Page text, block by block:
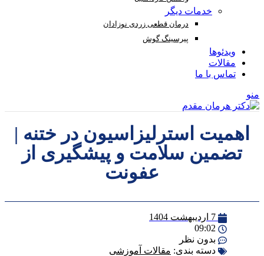
خدمات دیگر
درمان قطعی زردی نوزادان
پیرسینگ گوش
ویدئوها
مقالات
تماس با ما
منو
اهمیت استرلیزاسیون در ختنه |
تضمین سلامت و پیشگیری از
عفونت
7 اردیبهشت 1404
09:02
بدون نظر
دسته بندی: مقالات آموزشی